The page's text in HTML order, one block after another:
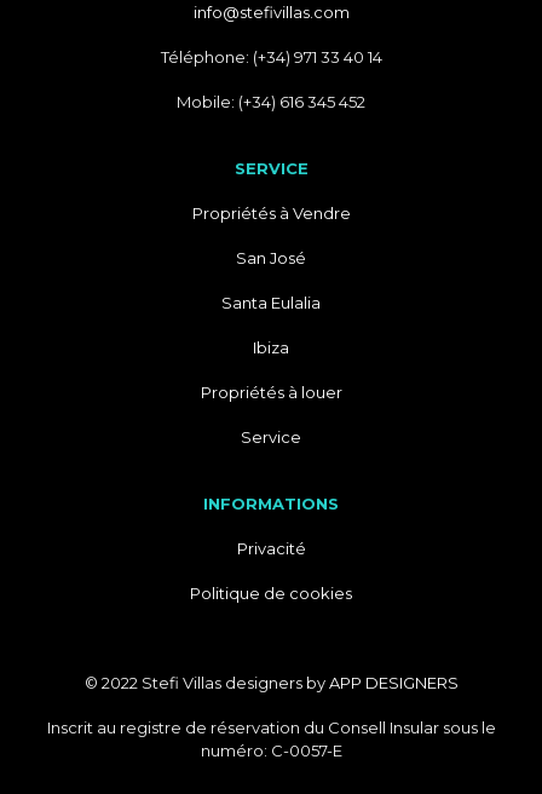
info@stefivillas.com
Téléphone: (+34) 971 33 40 14
Mobile: (+34) 616 345 452
SERVICE
Propriétés à Vendre
San José
Santa Eulalia
Ibiza
Propriétés à louer
Service
INFORMATIONS
Privacité
Politique de cookies
© 2022 Stefi Villas designers byAPP DESIGNERS
Inscrit au registre de réservation du Consell Insular sous le
numéro: C-0057-E